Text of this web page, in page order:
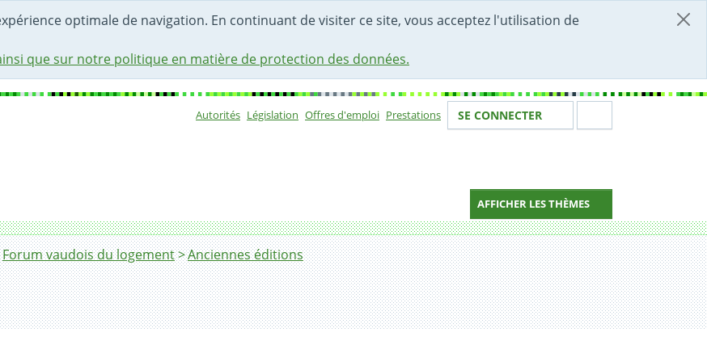
optimale de navigation. En continuant de visiter ce site, vous acceptez l'utilisation de
que sur notre politique en matière de protection des données.
Autorités Législation Offres d'emploi Prestations Votre identité
SE CONNECTER
AFFICHER LES THÈMES
Forum vaudois du logement Anciennes éditions